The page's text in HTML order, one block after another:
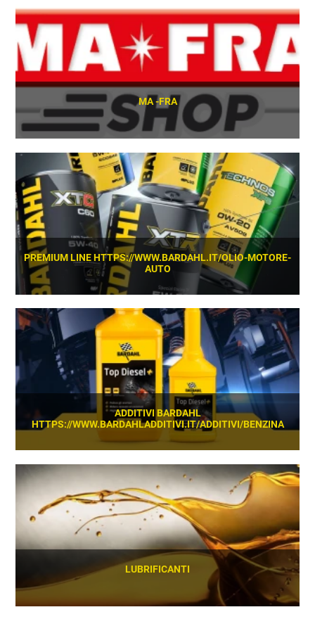
MA -FRA
SCOPRI
PREMIUM LINE HTTPS://WWW.BARDAHL.IT/OLIO-MOTORE-
AUTO
SCOPRI
ADDITIVI BARDAHL
HTTPS://WWW.BARDAHLADDITIVI.IT/ADDITIVI/BENZINA
SCOPRI
LUBRIFICANTI